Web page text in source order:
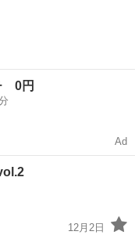
0円
Ad
12月2日